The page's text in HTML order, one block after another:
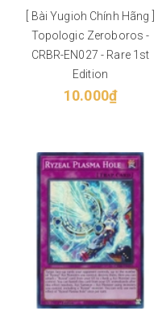
[ Bài Yugioh Chính Hãng ]
Topologic Zeroboros -
CRBR-EN027 - Rare 1st
Edition
10.000₫